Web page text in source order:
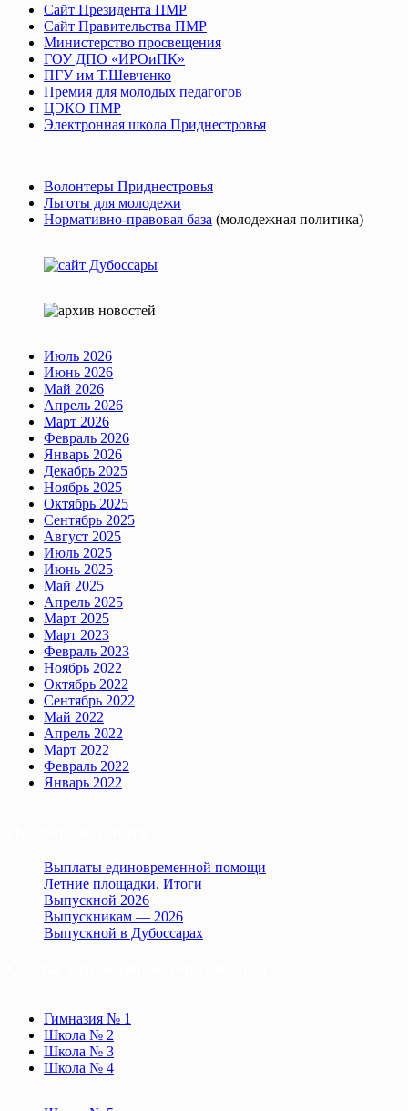
Сайт Президента ПМР
Сайт Правительства ПМР
Министерство просвещения
ГОУ ДПО «ИРОиПК»
ПГУ им Т.Шевченко
Премия для молодых педагогов
ЦЭКО ПМР
Электронная школа Приднестровья
Волонтеры Приднестровья
Льготы для молодежи
Нормативно-правовая база (молодежная политика)
Июль 2026
Июнь 2026
Май 2026
Апрель 2026
Март 2026
Февраль 2026
Январь 2026
Декабрь 2025
Ноябрь 2025
Октябрь 2025
Сентябрь 2025
Август 2025
Июль 2025
Июнь 2025
Май 2025
Апрель 2025
Март 2025
Март 2023
Февраль 2023
Ноябрь 2022
Октябрь 2022
Сентябрь 2022
Май 2022
Апрель 2022
Март 2022
Февраль 2022
Январь 2022
Выплаты единовременной помощи
Летние площадки. Итоги
Выпускной 2026
Выпускникам — 2026
Выпускной в Дубоссарах
Гимназия № 1
Школа № 2
Школа № 3
Школа № 4